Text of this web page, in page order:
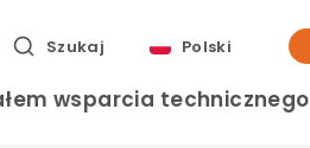
Szukaj Polski
wsparcia technicznego